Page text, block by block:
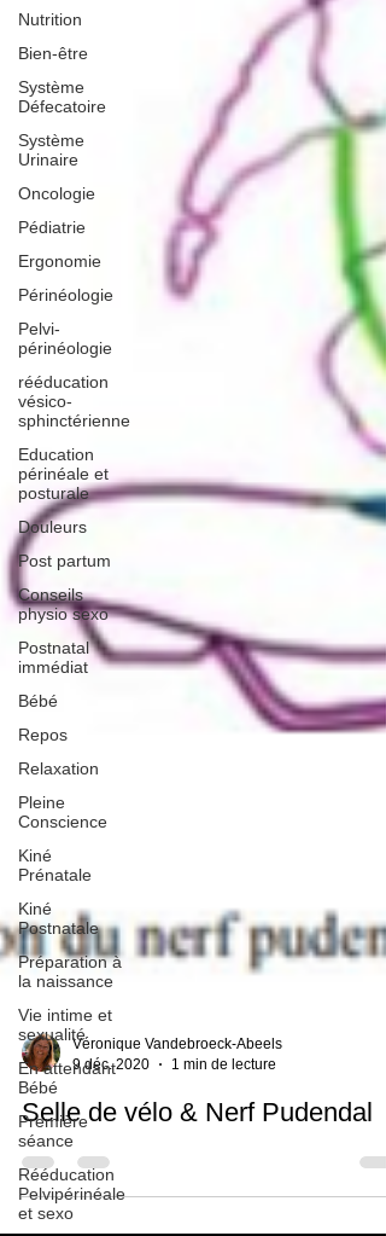
Nutrition
Bien-être
Système
Défecatoire
Système
Urinaire
Oncologie
Pédiatrie
Ergonomie
Périnéologie
Pelvi-
périnéologie
rééducation
vésico-
sphinctérienne
Education
périnéale et
posturale
Douleurs
Post partum
Conseils
physio sexo
Postnatal
immédiat
Bébé
Repos
Relaxation
Pleine
Conscience
Kiné
Prénatale
Kiné
Postnatale
Préparation à
la naissance
Vie intime et
sexualité
En attendant
Bébé
Première
séance
Rééducation
Pelvipérinéale
et sexo
9 déc. 2020
1 min de lecture
Selle de vélo & Nerf Pudendal